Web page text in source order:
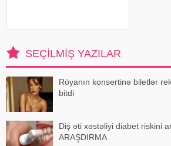
SEÇILMIŞ YAZILAR
Röyanın konsertinə biletlər
bitdi
Diş əti xəstəliyi diabet riskini
ARAŞDIRMA